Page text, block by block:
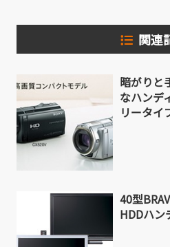
関連
暗がりと
なハンデ
リータイ
40型
HDDハン